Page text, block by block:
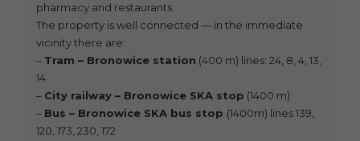
pharmacy and restaurants.
The property is well connected — in the immediate
vicinity there are:
– Tram – Bronowice station (400 m) lines: 24, 8, 4, 13,
14
– City railway – Bronowice SKA stop (1400 m)
– Bus – Bronowice SKA bus stop (1400m) lines 139,
120, 173, 230, 172